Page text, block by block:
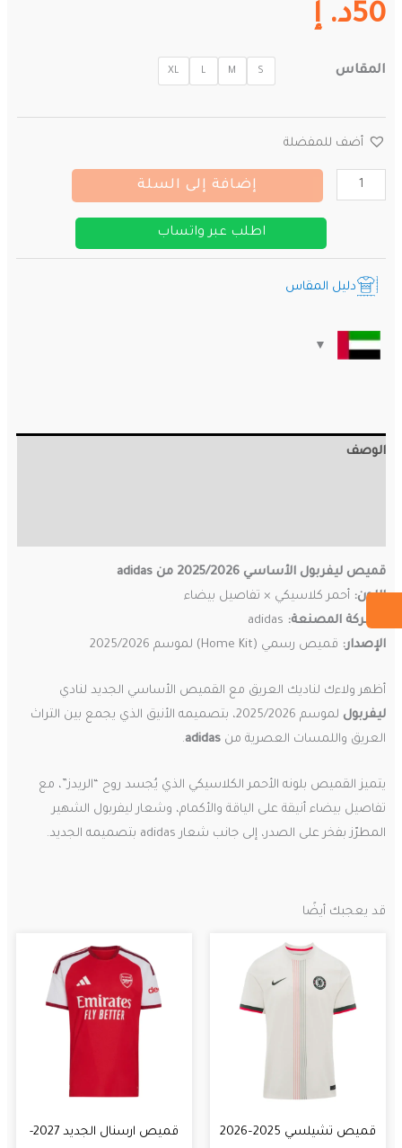
50د. إ
المقاس S
M
L
XL
أضف للمفضلة
كمية
قميص
2025/2026
إضافة إلى السلة
اطلب عبر واتساب
دليل المقاس
الوصف
قميص ليفربول الأساسي 2025/2026 من adidas
اللون: أحمر كلاسيكي × تفاصيل بيضاء
الشركة المصنعة:
الإصدار: قميص رسمي (Home Kit) لموسم 2025/2026
أظهر ولاءك لناديك العريق مع القميص الأساسي الجديد لنادي
ليفربول
لموسم 2025/2026، بتصميمه الأنيق الذي يجمع بين التراث
العريق واللمسات العصرية منadidas
.
يتميز القميص بلونه الأحمر الكلاسيكي الذي يُجسد روح “الريدز”، مع
تفاصيل بيضاء أنيقة على الياقة والأكمام، وشعار ليفربول الشهير
المطرّز بفخر على الصدر، إلى جانب شعار adidas بتصميمه الجديد.
قد يعجبك أيضًا
قميص تشيلسي 2025–2026
قميص ارسنال الجديد 2027-